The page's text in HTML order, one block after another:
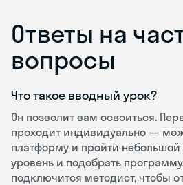
Ответы на
вопросы
Что такое вводный урок?
Он позволит вам освоиться.
проходит индивидуально —
платформу и пройти небольшой
уровень и подобрать
подключится методист, чтобы